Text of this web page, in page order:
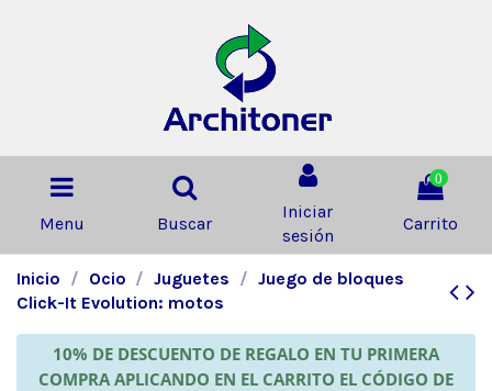
Menu Buscar
Iniciar
sesión
0
Carrito
Inicio Ocio Juguetes
Juego de bloques
Click-It Evolution: motos
10% DE DESCUENTO DE REGALO EN TU PRIMERA
COMPRA APLICANDO EN EL CARRITO EL CÓDIGO DE